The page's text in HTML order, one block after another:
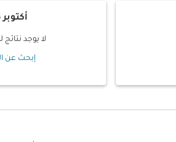
أكتوبر 2026
لا يوجد
إبحث عن